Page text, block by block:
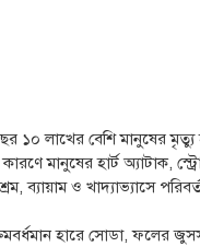
১০ লাখের বেশি মানুষের মৃত্যু
মানুষের হার্ট অ্যাটাক,
ব্যায়াম ও খাদ্যাভ্যাসে
হারে সোডা, ফলের